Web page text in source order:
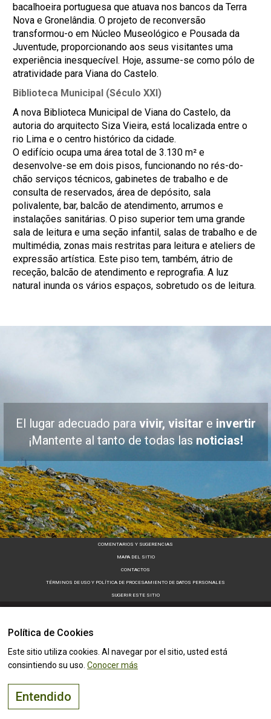
bacalhoeira portuguesa que atuava nos bancos da Terra
Nova e Gronelândia. O projeto de reconversão
transformou-o em Núcleo Museológico e Pousada da
Juventude, proporcionando aos seus visitantes uma
experiência inesquecível. Hoje, assume-se como pólo de
atratividade para Viana do Castelo.
Biblioteca Municipal (Século XXI)
A nova Biblioteca Municipal de Viana do Castelo, da
autoria do arquitecto Siza Vieira, está localizada entre o
rio Lima e o centro histórico da cidade.
O edifício ocupa uma área total de 3.130 m² e
desenvolve-se em dois pisos, funcionando no rés-do-
chão serviços técnicos, gabinetes de trabalho e de
consulta de reservados, área de depósito, sala
polivalente, bar, balcão de atendimento, arrumos e
instalações sanitárias. O piso superior tem uma grande
sala de leitura e uma seção infantil, salas de trabalho e de
multimédia, zonas mais restritas para leitura e ateliers de
expressão artística. Este piso tem, também, átrio de
receção, balcão de atendimento e reprografia. A luz
natural inunda os vários espaços, sobretudo os de leitura.
Política de Cookies
Este sitio utiliza cookies. Al navegar por el sitio, usted está
consintiendo su uso. Conocer más
Entendido
El lugar adecuado para vivir, visitar e invertir
¡Mantente al tanto de todas lasnoticias!
COMENTARIOS Y SUGERENCIAS
MAPA DEL SITIO
CONTACTOS
TÉRMINOS DE USO Y POLÍTICA DE PROCESAMIENTO DE DATOS PERSONALES
SUGERIR ESTE SITIO